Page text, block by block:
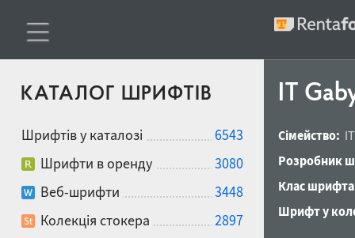
КАТАЛОГ ШРИФТІВ
Шрифтів у каталозі
6543
Шрифти в оренду
3080
Веб-шрифти
3448
Колекція стокера
2897
IT
Сімейство:
Розробник
Клас
Шрифт у